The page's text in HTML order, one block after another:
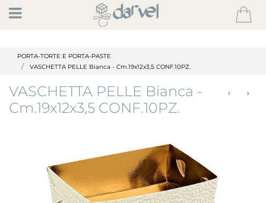
Open
PORTA-TORTE E PORTA-PASTE
VASCHETTA PELLE Bianca - Cm.19x12x3,5 CONF.10PZ.
VASCHETTA PELLE Bianca -
Cm.19x12x3,5 CONF.10PZ.